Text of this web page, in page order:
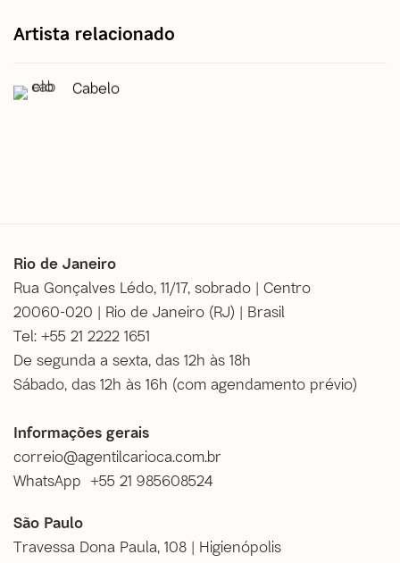
Artista relacionado
Cabelo
Rio de Janeiro
Rua Gonçalves Lédo, 11/17, sobrado | Centro
20060-020 | Rio de Janeiro (RJ) | Brasil
Tel: +55 21 2222 1651
De segunda a sexta, das 12h às 18h
Sábado, das 12h às 16h (com agendamento prévio)
Informações gerais
correio@agentilcarioca.com.br
WhatsApp +55 21 985608524
São Paulo
Travessa Dona Paula, 108 | Higienópolis